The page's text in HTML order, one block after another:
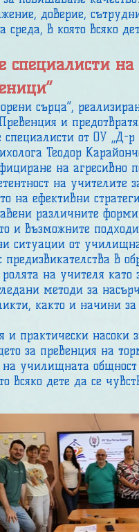
доверие,
в която всяко
специалисти
сърца“,
и
от ОУ „Д-р
Теодор
на агресивно
на учителите
на ефективни
различните форми
и възможните
ситуации от
в
на учителя
методи за
както и начини
практически насоки
за превенция на
училищната общност
всяко дете да се